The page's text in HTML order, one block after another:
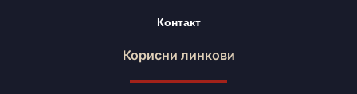
Контакт
Корисни линкови